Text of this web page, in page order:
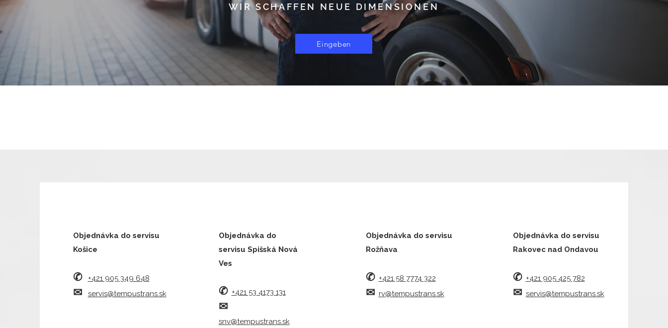
WIR SCHAFFEN NEUE DIMENSIONEN
Eingeben
Objednávka do servisu
Košice
✆ +421 905 349 648
✉︎ servis@tempustrans.sk
Objednávka do
servisu Spišská Nová
Ves
✆ +421 53 4173 131
✉︎
snv@tempustrans.sk
Objednávka do servisu
Rožňava
✆ +421 58 7774 322
✉︎ rv@tempustrans.sk
Objednávka do servisu
Rakovec nad Ondavou
✆ +421 905 425 782
✉︎ servis@tempustrans.sk